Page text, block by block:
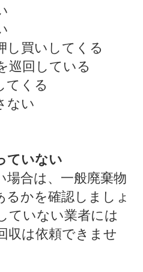
し買いしてくる
巡回している
てくる
ない
ていない
場合は、一般廃棄物
るかを確認しましょ
ていない業者には
収は依頼できませ